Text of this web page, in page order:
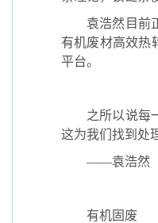
袁浩然目前正
有机废材高效热
平台。
之所以说每一
这为我们找到处
——袁浩然
有机固废